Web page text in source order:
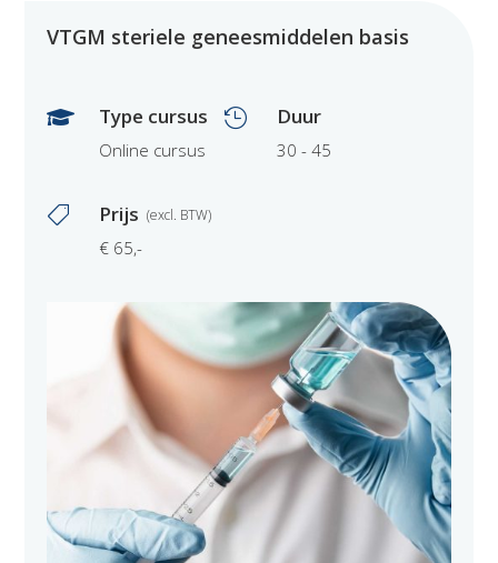
VTGM steriele geneesmiddelen basis
 Type cursus
Online cursus
 Duur
30 - 45
 Prijs
€ 65,-